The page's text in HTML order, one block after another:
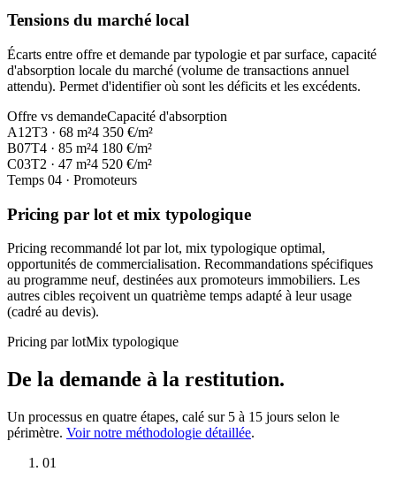
Tensions du marché local
Écarts entre offre et demande par typologie et par surface, capacité
d'absorption locale du marché (volume de transactions annuel
attendu). Permet d'identifier où sont les déficits et les excédents.
Offre vs demandeCapacité d'absorption
A12T3 · 68 m²4 350 €/m²
B07T4 · 85 m²4 180 €/m²
C03T2 · 47 m²4 520 €/m²
Temps 04 · Promoteurs
Pricing par lot et mix typologique
Pricing recommandé lot par lot, mix typologique optimal,
opportunités de commercialisation. Recommandations spécifiques
au programme neuf, destinées aux promoteurs immobiliers. Les
autres cibles reçoivent un quatrième temps adapté à leur usage
(cadré au devis).
Pricing par lotMix typologique
De la demande à la restitution.
Un processus en quatre étapes, calé sur 5 à 15 jours selon le
périmètre. Voir notre méthodologie détaillée.
01